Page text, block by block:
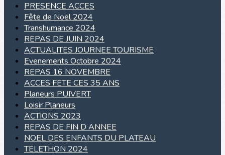
PRESENCE ACCES
Fête de Noël 2024
Transhumance 2024
REPAS DE JUIN 2024
ACTUALITES JOURNEE TOURISME
Evenements Octobre 2024
REPAS 16 NOVEMBRE
ACCES FETE CES 35 ANS
Planeurs PUIVERT
Loisir Planeurs
ACTIONS 2023
REPAS DE FIN D ANNEE
NOEL DES ENFANTS DU PLATEAU
TELETHON 2024